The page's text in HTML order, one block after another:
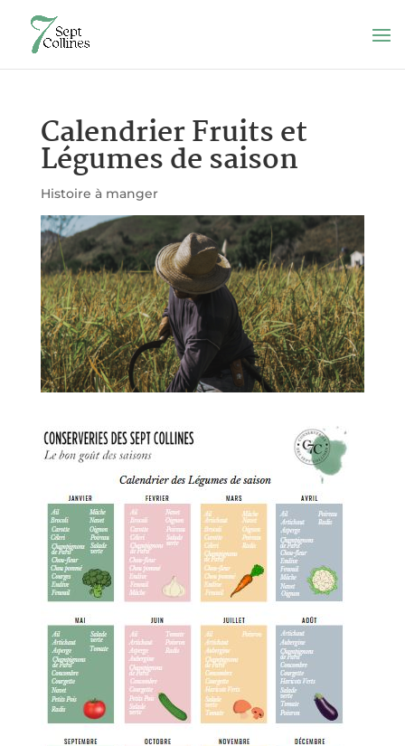
Calendrier Fruits et
Légumes de saison
Histoire à manger